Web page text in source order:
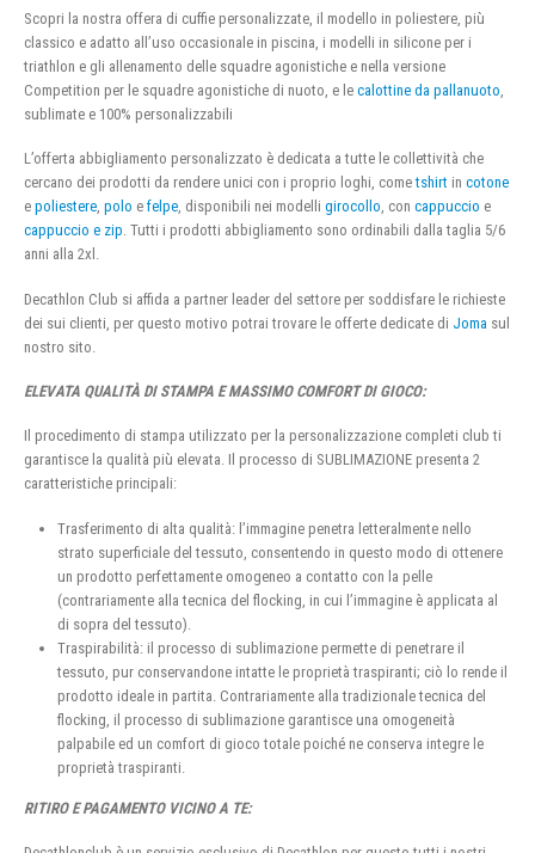
Scopri la nostra offera di cuffie personalizzate, il modello in poliestere, più
classico e adatto all’uso occasionale in piscina, i modelli in silicone per i
triathlon e gli allenamento delle squadre agonistiche e nella versione
Competition per le squadre agonistiche di nuoto, e le calottine da pallanuoto,
sublimate e 100% personalizzabili
L’offerta abbigliamento personalizzato è dedicata a tutte le collettività che
cercano dei prodotti da rendere unici con i proprio loghi, cometshirt in cotone
e poliestere, polo e felpe, disponibili nei modelli girocollo, con cappuccio e
cappuccio e zip. Tutti i prodotti abbigliamento sono ordinabili dalla taglia 5/6
anni alla 2xl.
Decathlon Club si affida a partner leader del settore per soddisfare le richieste
dei sui clienti, per questo motivo potrai trovare le offerte dedicate di Joma sul
nostro sito.
ELEVATA QUALITÀ DI STAMPA E MASSIMO COMFORT DI GIOCO:
Il procedimento di stampa utilizzato per la personalizzazione completi club ti
garantisce la qualità più elevata. Il processo di SUBLIMAZIONE presenta 2
caratteristiche principali:
Trasferimento di alta qualità: l’immagine penetra letteralmente nello
strato superficiale del tessuto, consentendo in questo modo di ottenere
un prodotto perfettamente omogeneo a contatto con la pelle
(contrariamente alla tecnica del flocking, in cui l’immagine è applicata al
di sopra del tessuto).
Traspirabilità: il processo di sublimazione permette di penetrare il
tessuto, pur conservandone intatte le proprietà traspiranti; ciò lo rende il
prodotto ideale in partita. Contrariamente alla tradizionale tecnica del
flocking, il processo di sublimazione garantisce una omogeneità
palpabile ed un comfort di gioco totale poiché ne conserva integre le
proprietà traspiranti.
RITIRO E PAGAMENTO VICINO A TE: